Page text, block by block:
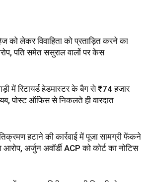
को लेकर विवाहिता को प्रताड़ित करने का
पति समेत ससुराल वालों पर केस
में रिटायर्ड हेडमास्टर के बैग से ₹74 हजार
पोस्ट ऑफिस से निकलते ही वारदात
हटाने की कार्रवाई में पूजा सामग्री फेंकने
आरोप, अर्जुन अवॉर्डी ACP को कोर्ट का नोटिस